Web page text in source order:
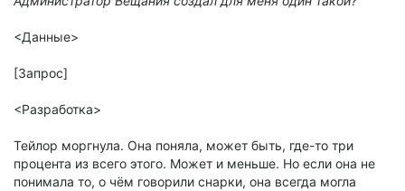
<Данные>
[Запрос]
<Разработка>
Тейлор моргнула. Она поняла, может быть, где-то три
процента из всего этого. Может и меньше. Но если она не
понимала то, о чём говорили снарки, она всегда могла